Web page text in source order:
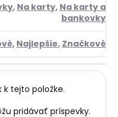
, Na karty, Na karty a
bankovky
, Najlepšie, Značkové
tejto položke.
pridávať príspevky.